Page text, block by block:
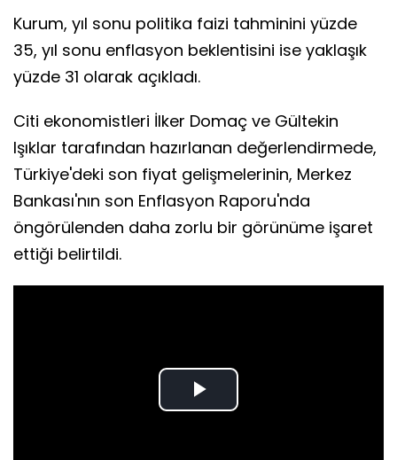
Kurum, yıl sonu politika faizi tahminini yüzde
35, yıl sonu enflasyon beklentisini ise yaklaşık
yüzde 31 olarak açıkladı.
Citi ekonomistleri İlker Domaç ve Gültekin
Işıklar tarafından hazırlanan değerlendirmede,
Türkiye'deki son fiyat gelişmelerinin, Merkez
Bankası'nın son Enflasyon Raporu'nda
öngörülenden daha zorlu bir görünüme işaret
ettiği belirtildi.
Play